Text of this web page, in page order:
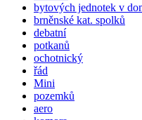
bytových jednotek v
brněnské kat. spolků
debatní
potkanů
ochotnický
řád
Mini
pozemků
aero